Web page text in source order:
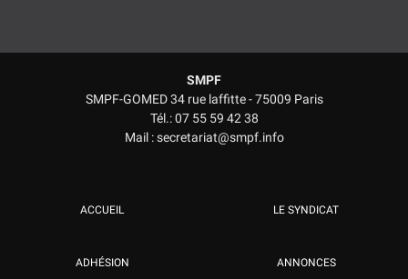
SMPF
SMPF-GOMED 34 rue laffitte - 75009 Paris
Tél.: 07 55 59 42 38
Mail : secretariat@smpf.info
ACCUEIL LE SYNDICAT
ADHÉSION ANNONCES